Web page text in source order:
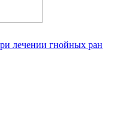
лечении гнойных ран